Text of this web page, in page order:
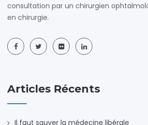
consultation par un chirurgien
en chirurgie.
Articles Récents
Il faut sauver la médecine libérale